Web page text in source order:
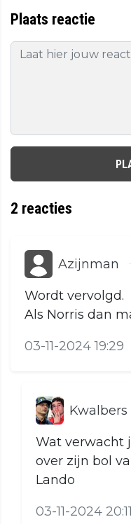
Plaats reactie
2 reacties
Azijnman
Wordt vervolgd.
Als Norris dan
03-11-2024 19:29
Kwalbers
Wat verwacht
over zijn bol
Lando
03-11-2024 20:11